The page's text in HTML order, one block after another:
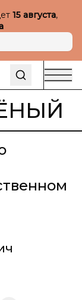
15 августа,